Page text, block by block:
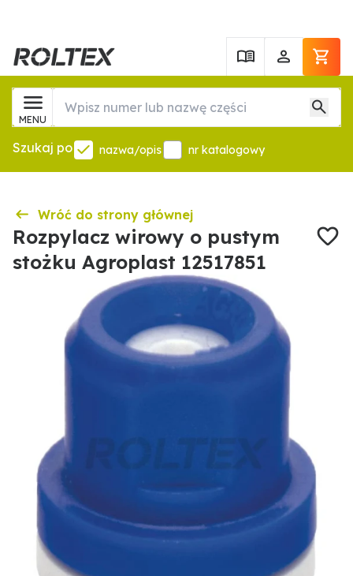
MENU
Szukaj po nazwa/opis nr katalogowy
Wróć do strony głównej
Rozpylacz wirowy o pustym
stożku Agroplast 12517851